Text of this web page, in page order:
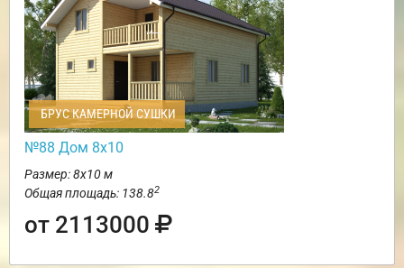
БРУС КАМЕРНОЙ СУШКИ
№88 Дом 8х10
Размер: 8х10 м
Общая площадь: 138.82
от 2113000